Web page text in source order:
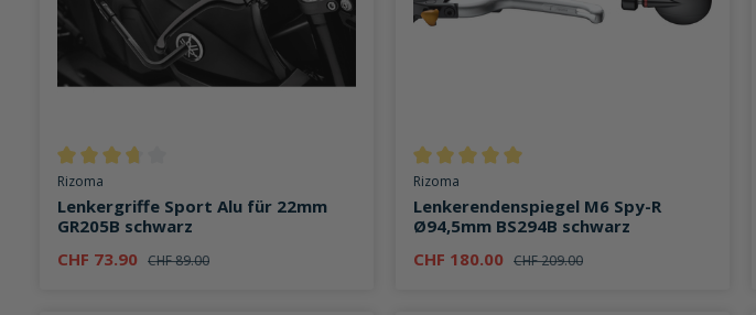
Durchschnittliche Bewertung von 3.7 von 5 Sternen
Rizoma
Lenkergriffe Sport Alu für 22mm
GR205B schwarz
CHF 73.90 CHF 89.00
Durchschnittliche Bewertung von 5 von 5 Sternen
Rizoma
Lenkerendenspiegel M6 Spy-R
Ø94,5mm BS294B schwarz
CHF 180.00 CHF 209.00